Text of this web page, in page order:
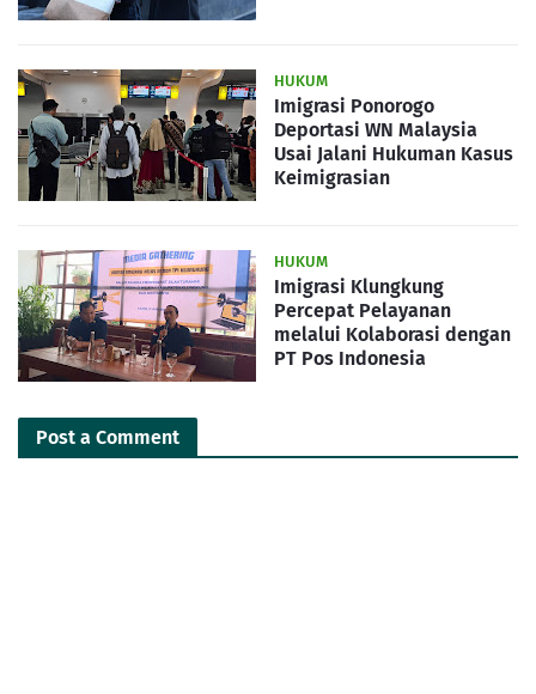
HUKUM
Imigrasi Ponorogo
Deportasi WN Malaysia
Usai Jalani Hukuman Kasus
Keimigrasian
HUKUM
Imigrasi Klungkung
Percepat Pelayanan
melalui Kolaborasi dengan
PT Pos Indonesia
Post a Comment